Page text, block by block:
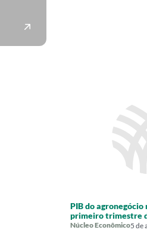
PIB do agronegócio
primeiro trimestre
Núcleo Econômico5 de